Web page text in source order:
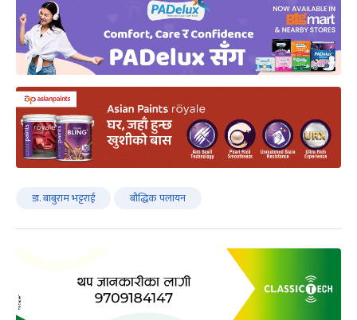
डा. बाबुराम भट्टराई बौद्धिक पलायन